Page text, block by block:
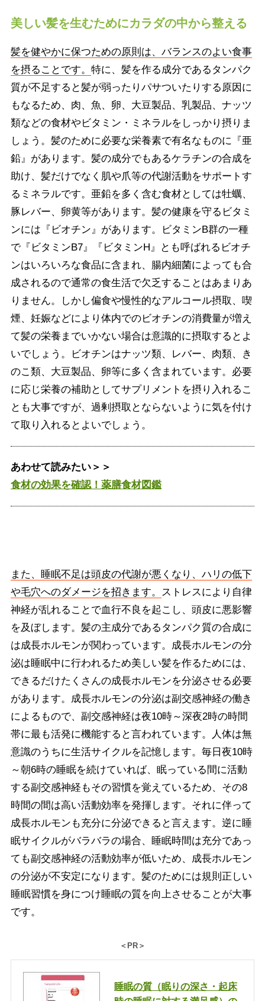
美しい髪を生むためにカラダの中から整える
髪を健やかに保つための原則は、バランスのよい食事
を摂ることです。 特に、髪を作る成分であるタンパク
質が不足すると髪が弱ったりパサついたりする原因に
もなるため、肉、魚、卵、大豆製品、乳製品、ナッツ
類などの食材やビタミン・ミネラルをしっかり摂りま
しょう。髪のために必要な栄養素で有名なものに『亜
鉛』があります。髪の成分でもあるケラチンの合成を
助け、髪だけでなく肌や爪等の代謝活動をサポートす
るミネラルです。亜鉛を多く含む食材としては牡蠣、
豚レバー、卵黄等があります。髪の健康を守るビタミ
ンには『ビオチン』があります。ビタミンB群の一種
で『ビタミンB7』『ビタミンH』とも呼ばれるビオチ
ンはいろいろな食品に含まれ、腸内細菌によっても合
成されるので通常の食生活で欠乏することはあまりあ
りません。しかし偏食や慢性的なアルコール摂取、喫
煙、妊娠などにより体内でのビオチンの消費量が増え
て髪の栄養までいかない場合は意識的に摂取するとよ
いでしょう。ビオチンはナッツ類、レバー、肉類、き
のこ類、大豆製品、卵等に多く含まれています。必要
に応じ栄養の補助としてサプリメントを摂り入れるこ
とも大事ですが、過剰摂取とならないように気を付け
て取り入れるとよいでしょう。
あわせて読みたい＞＞
食材の効果を確認！薬膳食材図鑑
また、睡眠不足は頭皮の代謝が悪くなり、ハリの低下
や毛穴へのダメージを招きます。 ストレスにより自律
神経が乱れることで血行不良を起こし、頭皮に悪影響
を及ぼします。髪の主成分であるタンパク質の合成に
は成長ホルモンが関わっています。成長ホルモンの分
泌は睡眠中に行われるため美しい髪を作るためには、
できるだけたくさんの成長ホルモンを分泌させる必要
があります。成長ホルモンの分泌は副交感神経の働き
によるもので、副交感神経は夜10時～深夜2時の時間
帯に最も活発に機能すると言われています。人体は無
意識のうちに生活サイクルを記憶します。毎日夜10時
～朝6時の睡眠を続けていれば、眠っている間に活動
する副交感神経もその習慣を覚えているため、その8
時間の間は高い活動効率を発揮します。それに伴って
成長ホルモンも充分に分泌できると言えます。逆に睡
眠サイクルがバラバラの場合、睡眠時間は充分であっ
ても副交感神経の活動効率が低いため、成長ホルモン
の分泌が不安定になります。髪のためには規則正しい
睡眠習慣を身につけ睡眠の質を向上させることが大事
です。
＜PR＞
睡眠の質（眠りの深さ・起床